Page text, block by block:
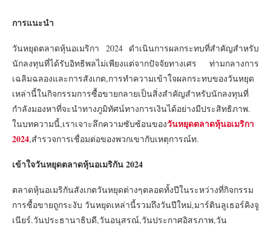
การแนะนำ
วันหยุดตลาดหุ้นอเมริกา 2024 ดำเนินการผลกระทบที่สำคัญสำหรับ
นักลงทุนที่ได้รับอิทธิพลไม่เพียงแต่จากปัจจัยทางเศร ท่ามกลางการ
เฉลิมฉลองและการสังเกต,การทำความเข้าใจผลกระทบของวันหยุด
เหล่านี้ในกิจกรรมการซื้อขายกลายเป็นสิ่งสำคัญสำหรับนักลงทุนที่
กำลังมองหาที่จะนำทางภูมิทัศน์ทางการเงินได้อย่างมีประสิทธิภาพ.
ในบทความนี้,เราเจาะลึกความซับซ้อนของวันหยุดตลาดหุ้นอเมริกา
2024,สำรวจการเชื่อมต่อของพวกเขากับเหตุการณ์ท.
เข้าใจวันหยุดตลาดหุ้นอเมริกัน 2024
ตลาดหุ้นอเมริกันสังเกตวันหยุดต่างๆตลอดทั้งปีในระหว่างที่กิจกรรม
การซื้อขายถูกระงับ วันหยุดเหล่านี้รวมถึงวันปีใหม่,มาร์ตินลูเธอร์คิงจู
เนียร์.วันประธานาธิบดี,วันอนุสรณ์,วันประกาศอิสรภาพ,วัน